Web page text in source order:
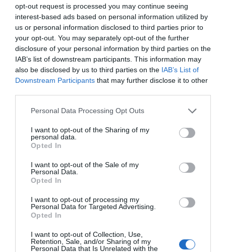
opt-out request is processed you may continue seeing
interest-based ads based on personal information utilized by
us or personal information disclosed to third parties prior to
your opt-out. You may separately opt-out of the further
disclosure of your personal information by third parties on the
IAB’s list of downstream participants. This information may
also be disclosed by us to third parties on the IAB’s List of
Downstream Participants that may further disclose it to other
Personal Data Processing Opt Outs
I want to opt-out of the Sharing of my
personal data.
Opted In
I want to opt-out of the Sale of my
Personal Data.
Opted In
I want to opt-out of processing my
Personal Data for Targeted Advertising.
Opted In
I want to opt-out of Collection, Use,
Retention, Sale, and/or Sharing of my
Personal Data that Is Unrelated with the
Marcelo Gullo: “El trabajo de desmitificar la
historia, de poner la verdadera, de
desmontar la falsificación, es un trabajo
cristiano"
por Hispanidad
Artículos anteriores
Diario de la corrupción sanchista. La
investigación del caso Koldo, ante el
ingente material incautado por la UCO
por Redacción
Artículos anteriores
Opinión